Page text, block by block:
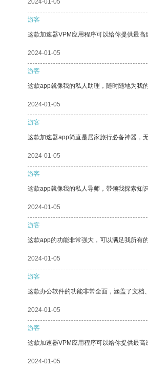
2024-01-05
游客
这款加速器VPM应用程序可以给你提供最高
2024-01-05
游客
这款app就像我的私人助理，随时随地为我
2024-01-05
游客
这款加速器app简直是居家旅行必备神器，
2024-01-05
游客
这款app就像我的私人导师，带领我探索知识
2024-01-05
游客
这款app的功能非常强大，可以满足我所有
2024-01-05
游客
这款办公软件的功能非常全面，涵盖了文档
2024-01-05
游客
这款加速器VPM应用程序可以给你提供最高
2024-01-05